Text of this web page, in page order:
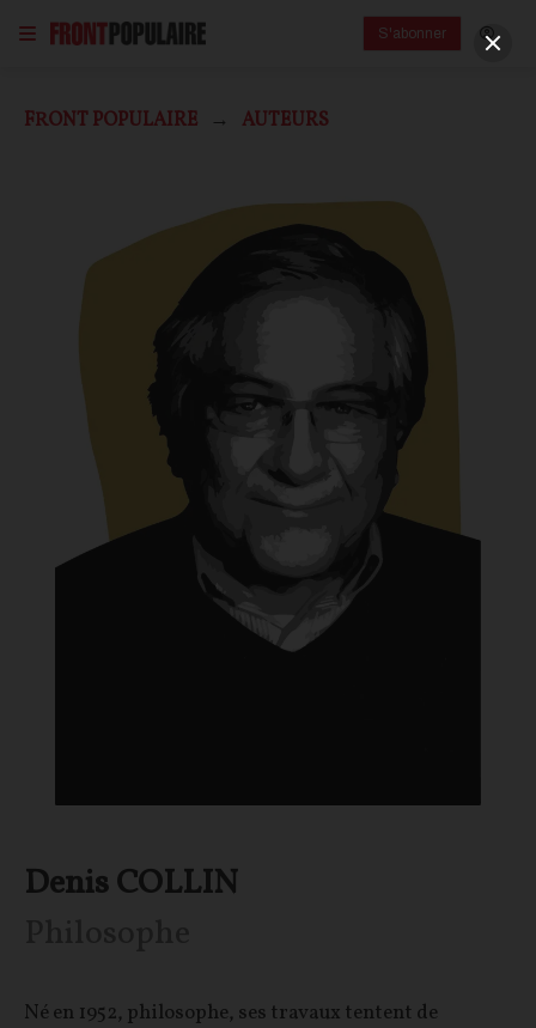
S'abonner
FRONT POPULAIRE AUTEURS
Denis COLLIN
Né en 1952, philosophe, ses travaux tentent de